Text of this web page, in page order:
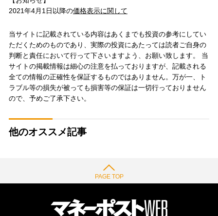
2021年4月1日以降の価格表示に関して
当サイトに記載されている内容はあくまでも投資の参考にしてい
ただくためのものであり、実際の投資にあたっては読者ご自身の
判断と責任において行って下さいますよう、お願い致します。 当
サイトの掲載情報は細心の注意を払っておりますが、記載される
全ての情報の正確性を保証するものではありません。万が一、ト
ラブル等の損失が被っても損害等の保証は一切行っておりません
ので、予めご了承下さい。
他のオススメ記事
PAGE TOP